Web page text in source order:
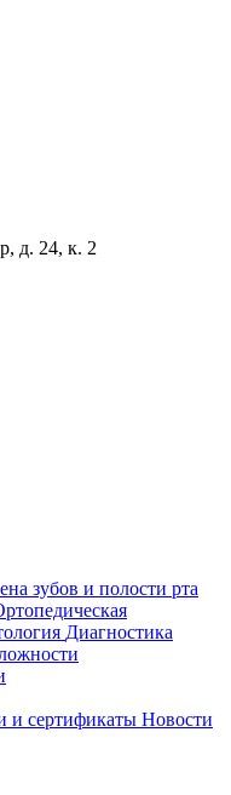
д. 24, к. 2
зубов и полости рта
Диагностика
и сертификаты Новости